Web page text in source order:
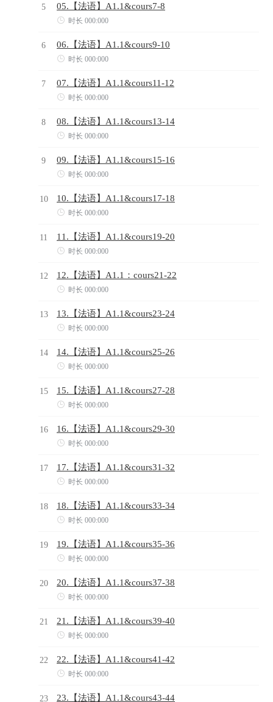
5 05.【法语】A1.1&cours7-8
 时长 000:000
6 06.【法语】A1.1&cours9-10
 时长 000:000
7 07.【法语】A1.1&cours11-12
 时长 000:000
8 08.【法语】A1.1&cours13-14
 时长 000:000
9 09.【法语】A1.1&cours15-16
 时长 000:000
10 10.【法语】A1.1&cours17-18
 时长 000:000
11 11.【法语】A1.1&cours19-20
 时长 000:000
12 12.【法语】A1.1：cours21-22
 时长 000:000
13 13.【法语】A1.1&cours23-24
 时长 000:000
14 14.【法语】A1.1&cours25-26
 时长 000:000
15 15.【法语】A1.1&cours27-28
 时长 000:000
16 16.【法语】A1.1&cours29-30
 时长 000:000
17 17.【法语】A1.1&cours31-32
 时长 000:000
18 18.【法语】A1.1&cours33-34
 时长 000:000
19 19.【法语】A1.1&cours35-36
 时长 000:000
20 20.【法语】A1.1&cours37-38
 时长 000:000
21 21.【法语】A1.1&cours39-40
 时长 000:000
22 22.【法语】A1.1&cours41-42
 时长 000:000
23 23.【法语】A1.1&cours43-44